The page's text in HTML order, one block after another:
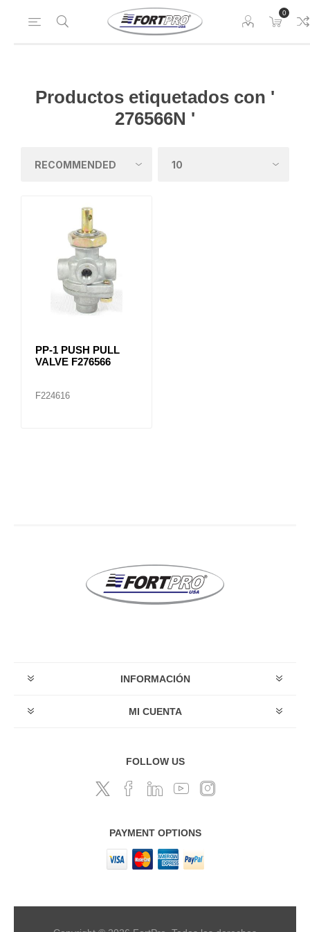
0
Productos etiquetados con '
276566N '
PP-1 PUSH PULL
VALVE F276566
F224616
INFORMACIÓN
MI CUENTA
FOLLOW US
PAYMENT OPTIONS